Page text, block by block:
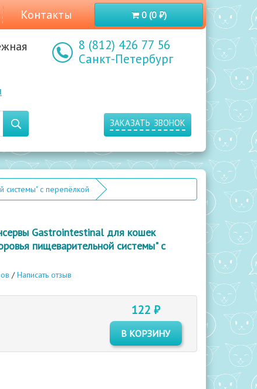
0 (0 ₽)
Контакты
8 (812) 426 77 56
Санкт-Петербург
заказать звонок
с перепёлкой
Gastrointestinal для кошек
пищеварительной системы" с
/Написать отзыв
122 ₽
В КОРЗИНУ